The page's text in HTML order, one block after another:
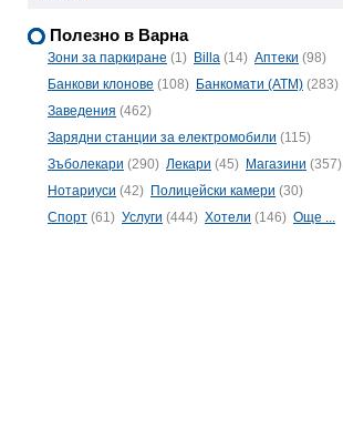
Полезно в Варна
Зони за паркиране (1) Billa (14) Аптеки (98)
Банкови клонове (108) Банкомати (ATM) (283)
Заведения (462)
Зарядни станции за електромобили (115)
Зъболекари (290) Лекари (45) Магазини (357)
Нотариуси (42) Полицейски камери (30)
Спорт (61) Услуги (444) Хотели (146) Още ...